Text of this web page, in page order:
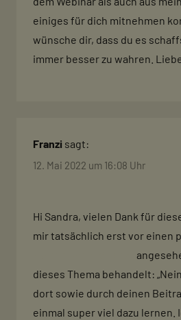
einiges für dich mitnehmen
wünsche dir, dass du es
immer besser zu wahren.
Franzi sagt:
12. Mai 2022 um 16:08 Uhr
Hi Sandra, vielen Dank für
mir tatsächlich erst vor einen
dieses Thema behandelt:
dort sowie durch deinen
einmal super viel dazu lernen.